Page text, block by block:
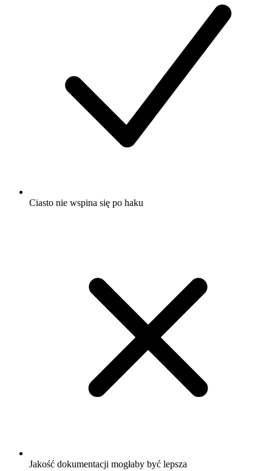
Ciasto nie wspina się po haku
Jakość dokumentacji mogłaby być lepsza